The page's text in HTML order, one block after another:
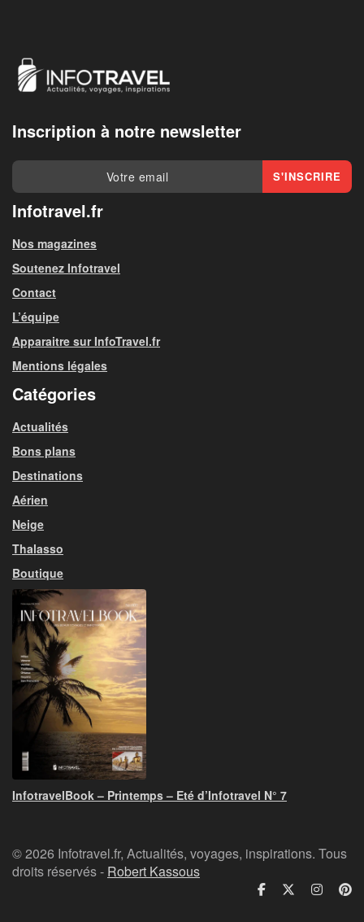
Inscription à notre newsletter
Infotravel.fr
Nos magazines
Soutenez Infotravel
Contact
L’équipe
Apparaitre sur InfoTravel.fr
Mentions légales
Catégories
Actualités
Bons plans
Destinations
Aérien
Neige
Thalasso
Boutique
InfotravelBook – Printemps – Eté d’Infotravel N° 7
© 2026 Infotravel.fr, Actualités, voyages, inspirations. Tous
droits réservés - Robert Kassous